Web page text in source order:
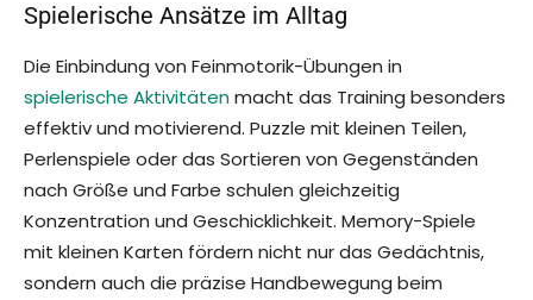
Spielerische Ansätze im Alltag
Die Einbindung von Feinmotorik-Übungen in
spielerische Aktivitätenmacht das Training besonders
effektiv und motivierend. Puzzle mit kleinen Teilen,
Perlenspiele oder das Sortieren von Gegenständen
nach Größe und Farbe schulen gleichzeitig
Konzentration und Geschicklichkeit. Memory-Spiele
mit kleinen Karten fördern nicht nur das Gedächtnis,
sondern auch die präzise Handbewegung beim